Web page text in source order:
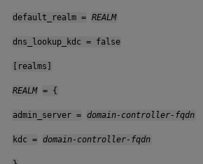
default_realm = REALM
dns_lookup_kdc = false
[realms]
REALM = {
admin_server = domain-controller-fqdn
kdc = domain-controller-fqdn